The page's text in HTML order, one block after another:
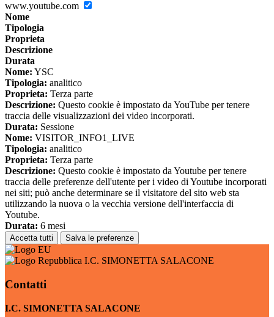
www.youtube.com
Nome
Tipologia
Proprieta
Descrizione
Durata
Nome: YSC
Tipologia: analitico
Proprieta: Terza parte
Descrizione: Questo cookie è impostato da YouTube per tenere
traccia delle visualizzazioni dei video incorporati.
Durata: Sessione
Nome: VISITOR_INFO1_LIVE
Tipologia: analitico
Proprieta: Terza parte
Descrizione: Questo cookie è impostato da Youtube per tenere
traccia delle preferenze dell'utente per i video di Youtube incorporati
nei siti; può anche determinare se il visitatore del sito web sta
utilizzando la nuova o la vecchia versione dell'interfaccia di
Youtube.
Durata: 6 mesi
Accetta tutti Salva le preferenze
I.C. SIMONETTA SALACONE
Contatti
I.C. SIMONETTA SALACONE